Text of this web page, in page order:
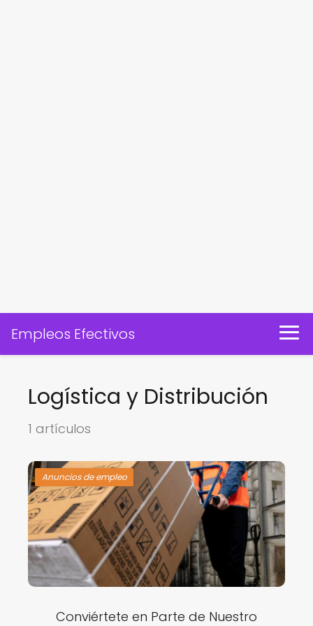
Empleos Efectivos
Logística y Distribución
1 artículos
Anuncios de empleo
Conviértete en Parte de Nuestro